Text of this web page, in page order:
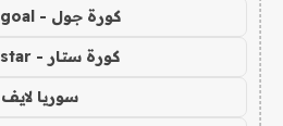
كورة جول - kora goal
كورة ستار - kora star
سوريا لايف